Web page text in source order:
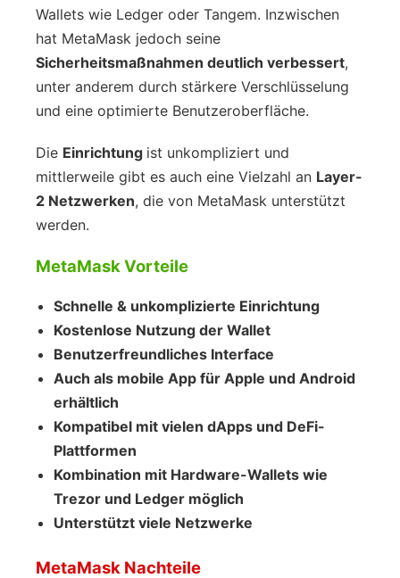
Wallets wie Ledger oder Tangem. Inzwischen
hat MetaMask jedoch seine
Sicherheitsmaßnahmen deutlich verbessert,
unter anderem durch stärkere Verschlüsselung
und eine optimierte Benutzeroberfläche.
Die Einrichtung ist unkompliziert und
mittlerweile gibt es auch eine Vielzahl an Layer-
2 Netzwerken, die von MetaMask unterstützt
werden.
MetaMask Vorteile
Schnelle & unkomplizierte Einrichtung
Kostenlose Nutzung der Wallet
Benutzerfreundliches Interface
Auch als mobile App für Apple und Android
erhältlich
Kompatibel mit vielen dApps und DeFi-
Plattformen
Kombination mit Hardware-Wallets wie
Trezor und Ledger möglich
Unterstützt viele Netzwerke
MetaMask Nachteile